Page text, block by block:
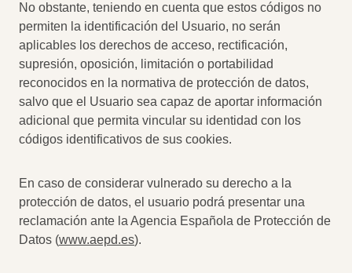
No obstante, teniendo en cuenta que estos códigos no
permiten la identificación del Usuario, no serán
aplicables los derechos de acceso, rectificación,
supresión, oposición, limitación o portabilidad
reconocidos en la normativa de protección de datos,
salvo que el Usuario sea capaz de aportar información
adicional que permita vincular su identidad con los
códigos identificativos de sus cookies.
En caso de considerar vulnerado su derecho a la
protección de datos, el usuario podrá presentar una
reclamación ante la Agencia Española de Protección de
Datos (www.aepd.es).